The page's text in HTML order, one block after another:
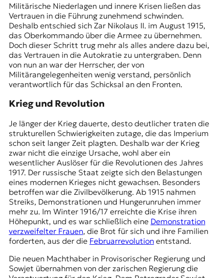
Militärische Niederlagen und innere Krisen ließen das
Vertrauen in die Führung zunehmend schwinden.
Deshalb entschied sich Zar Nikolaus II. im August 1915,
das Oberkommando über die Armee zu übernehmen.
Doch dieser Schritt trug mehr als alles andere dazu bei,
das Vertrauen in die Autokratie zu untergraben. Denn
von nun an war der Herrscher, der von
Militärangelegenheiten wenig verstand, persönlich
verantwortlich für das Schicksal an den Fronten.
Krieg und Revolution
Je länger der Krieg dauerte, desto deutlicher traten die
strukturellen Schwierigkeiten zutage, die das Imperium
schon seit langer Zeit plagten. Deshalb war der Krieg
zwar nicht die einzige Ursache, wohl aber ein
wesentlicher Auslöser für die Revolutionen des Jahres
1917. Der russische Staat zeigte sich den Belastungen
eines modernen Krieges nicht gewachsen. Besonders
betroffen war die Zivilbevölkerung. Ab 1915 nahmen
Streiks, Demonstrationen und Hungerunruhenimmer
mehr zu. Im Winter 1916/17 erreichte die Krise ihren
Höhepunkt, und es war schließlich eine Demonstration
verzweifelter Frauen, die Brot für sich und ihre Familien
forderten, aus der die Februarrevolutionentstand.
Die neuen Machthaber in Provisorischer Regierungund
Sowjet übernahmen von der zarischen Regierung die